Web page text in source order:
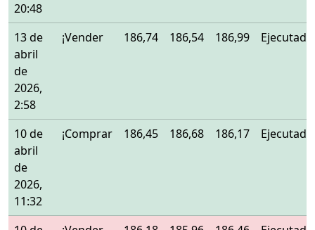
20:48
13 de
abril
de
2026,
2:58
¡Vender 186,74 186,54 186,99 Ejecutado
10 de
abril
de
2026,
11:32
¡Comprar 186,45 186,68 186,17 Ejecutado